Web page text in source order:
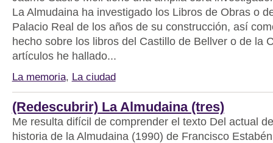
La Almudaina ha investigado los Libros de Obras o
Palacio Real de los años de su construcción, así
hecho sobre los libros del Castillo de Bellver o de la
artículos he hallado...
La memoria, La ciudad
(Redescubrir) La Almudaina (tres)
Me resulta difícil de comprender el texto Del actual
historia de la Almudaina (1990) de Francisco